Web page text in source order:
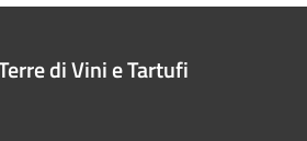
di Vini e Tartufi